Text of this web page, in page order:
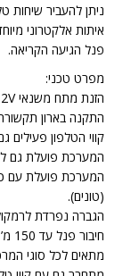
ניתן להעביר שיחות
איתות אלקטרוני
פנל הגיעה הקריאה.
מפרט טכני:
הזנת מתח משנאי AC12V
התקנה בארון
קווי הטלפון
המערכת פועלת גם
המערכת פועלת עם
(טונים).
הגברה נפרדת
חיבור פנל עד 150 מ’ מהמערכת.
מתאים לכל סוגי